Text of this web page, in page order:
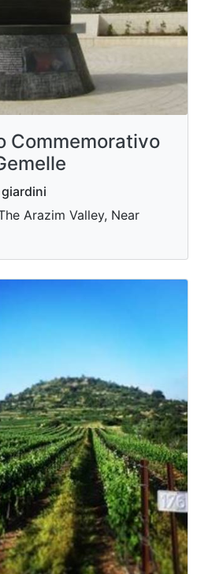
Commemorativo
Arazim Valley, Near